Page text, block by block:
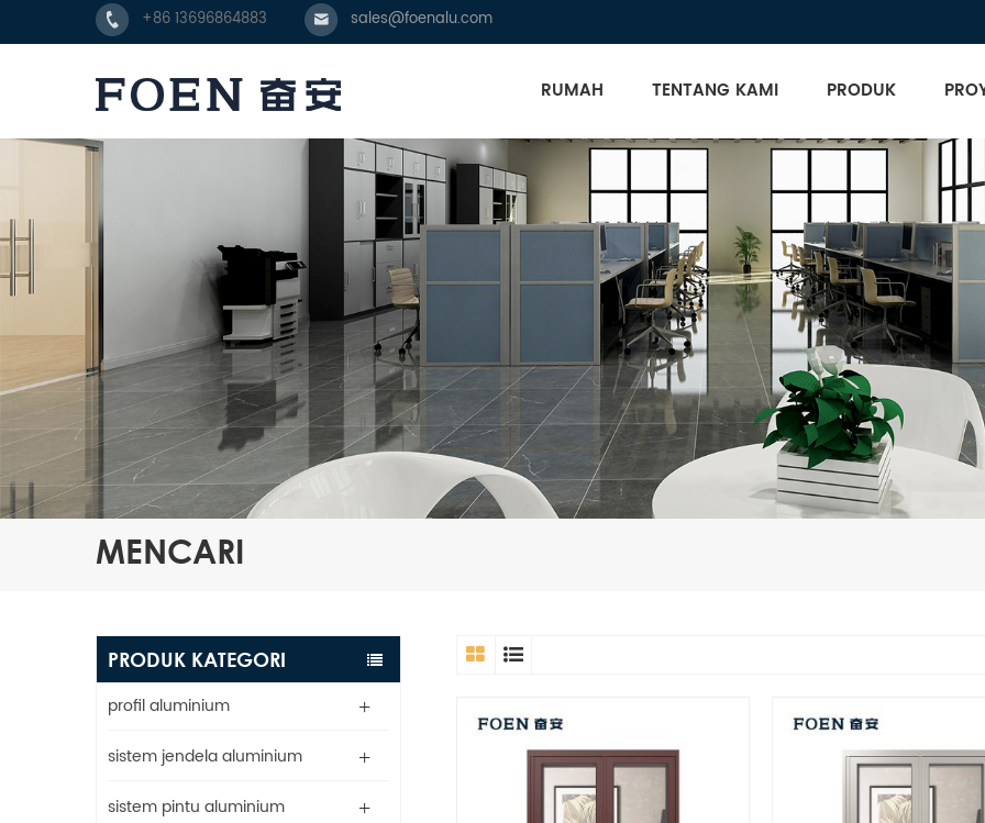
+86 13696864883 sales@foenalu.com
RUMAH TENTANG KAMI PRODUK
MENCARI
PRODUK KATEGORI
profil aluminium
sistem jendela aluminium
sistem pintu aluminium